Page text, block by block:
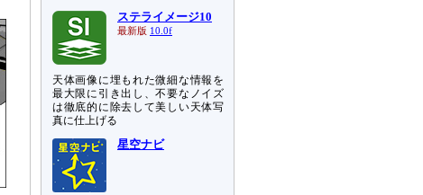
ステライメージ10
最新版 10.0f
天体画像に埋もれた微細な情報を
最大限に引き出し、不要なノイズ
は徹底的に除去して美しい天体写
真に仕上げる
星空ナビ